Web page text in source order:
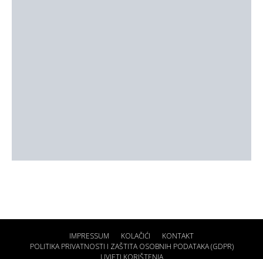
IMPRESSUM KOLAČIĆI
KONTAKT
POLITIKA PRIVATNOSTI I ZAŠTITA OSOBNIH PODATAKA (GDPR)
UVJETI KORIŠTENJA